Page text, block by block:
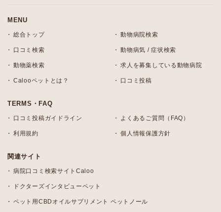
MENU
総合トップ 動物病院検索
口コミ検索 動物病気 / 症状検索
動物薬検索 求人を募集している動物病院
Calooペットとは？ 口コミ投稿
TERMS・FAQ
口コミ投稿ガイドライン よくあるご質問（FAQ）
利用規約 個人情報保護方針
関連サイト
病院口コミ検索サイトCaloo
ドクターズインタビューペット
ペット用CBDオイルサプリメント ペットノール